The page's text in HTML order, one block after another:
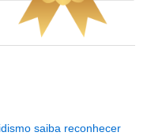
saiba reconhecer